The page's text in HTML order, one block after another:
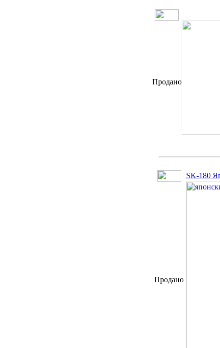
Продано
SK-180
Продано